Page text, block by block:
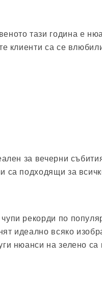
тази година е
клиенти са се
за вечерни
са подходящи за
рекорди по
идеално всяко
нюанси на зелено са